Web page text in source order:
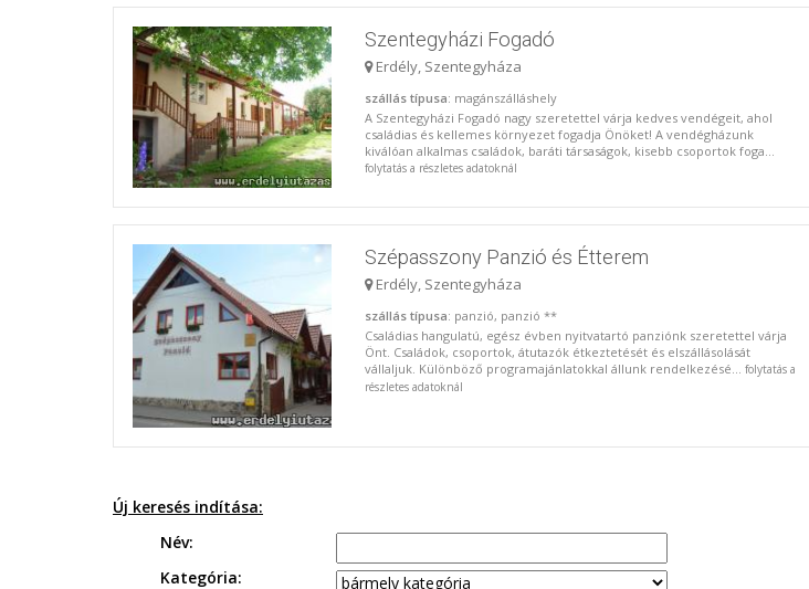
Szentegyházi Fogadó
Erdély, Szentegyháza
szállás típusa: magánszálláshely
A Szentegyházi Fogadó nagy szeretettel várja kedves vendégeit, ahol
családias és kellemes környezet fogadja Önöket! A vendégházunk
kiválóan alkalmas családok, baráti társaságok, kisebb csoportok foga...
folytatás a részletes adatoknál
Szépasszony Panzió és Étterem
Erdély, Szentegyháza
szállás típusa: panzió, panzió **
Családias hangulatú, egész évben nyitvatartó panziónk szeretettel várja
Önt. Családok, csoportok, átutazók étkeztetését és elszállásolását
vállaljuk. Különböző programajánlatokkal állunk rendelkezésé... folytatás a
részletes adatoknál
Új keresés indítása:
Név:
Kategória: